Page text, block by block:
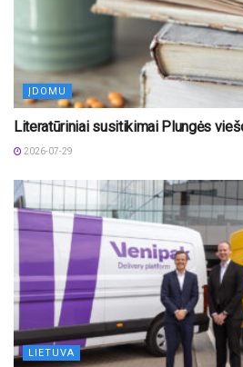
ĮDOMU
Literatūriniai susitikimai Plungės
2026-07-29
LIETUVA